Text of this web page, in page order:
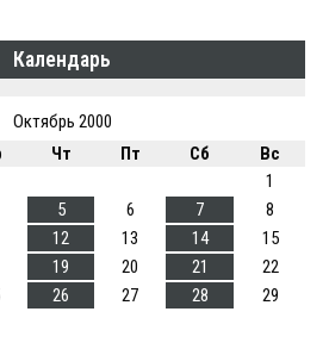
Календарь
Октябрь 2000
Чт Пт Сб
Вс
1
5 6 7
8
12 13 14
15
19 20 21
22
26 27 28
29